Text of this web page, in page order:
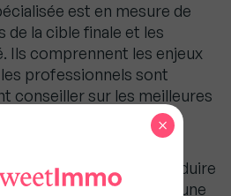
est en mesure de
la cible finale et les
Ils comprennent les enjeux
professionnels sont
conseiller sur les meilleures
est la capacité de
contenu adapté pour séduire
recherche accordent une
×